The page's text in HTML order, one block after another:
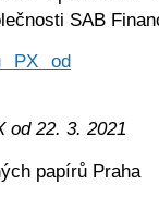
SAB
od 22. 3. 2021
papírů Praha